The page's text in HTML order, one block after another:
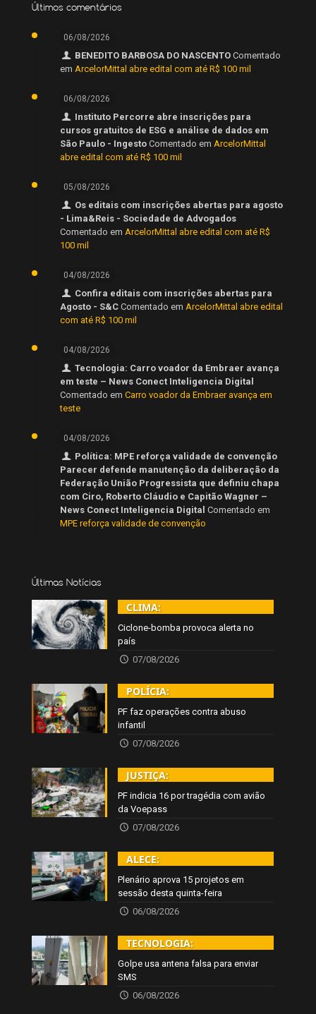
Últimos comentários
06/08/2026
BENEDITO BARBOSA DO NASCENTO Comentado
em ArcelorMittal abre edital com até R$ 100 mil
06/08/2026
Instituto Percorre abre inscrições para
cursos gratuitos de ESG e análise de dados em
São Paulo - Ingesto Comentado em ArcelorMittal
abre edital com até R$ 100 mil
05/08/2026
Os editais com inscrições abertas para agosto
- Lima&Reis - Sociedade de Advogados
Comentado em ArcelorMittal abre edital com até R$
100 mil
04/08/2026
Confira editais com inscrições abertas para
Agosto - S&C Comentado em ArcelorMittal abre edital
com até R$ 100 mil
04/08/2026
Tecnologia: Carro voador da Embraer avança
em teste – News Conect Inteligencia Digital
Comentado em Carro voador da Embraer avança em
teste
04/08/2026
Política: MPE reforça validade de convenção
Parecer defende manutenção da deliberação da
Federação União Progressista que definiu chapa
com Ciro, Roberto Cláudio e Capitão Wagner –
News Conect Inteligencia Digital Comentado em
MPE reforça validade de convenção
Últimas Notícias
CLIMA:
Ciclone-bomba provoca alerta no
país
07/08/2026
POLÍCIA:
PF faz operações contra abuso
infantil
07/08/2026
JUSTIÇA:
PF indicia 16 por tragédia com avião
da Voepass
07/08/2026
ALECE:
Plenário aprova 15 projetos em
sessão desta quinta-feira
06/08/2026
TECNOLOGIA:
Golpe usa antena falsa para enviar
SMS
06/08/2026